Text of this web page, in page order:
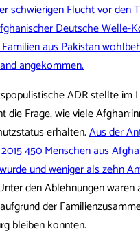
schwierigen Flucht vor den
Deutsche Welle-
aus Pakistan
angekommen.
ADR stellte im
die Frage, wie viele
erhalten.Aus der
450 Menschen aus
und weniger als zehn
den Ablehnungen waren
der
bleiben konnten.